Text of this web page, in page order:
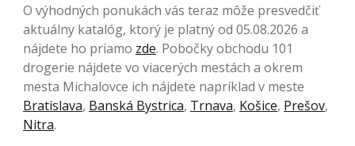
O výhodných ponukách vás teraz môže presvedčiť
aktuálny katalóg, ktorý je platný od 05.08.2026 a
nájdete ho priamo zde. Pobočky obchodu 101
drogerie nájdete vo viacerých mestách a okrem
mesta Michalovce ich nájdete napríklad v meste
Bratislava, Banská Bystrica, Trnava, Košice, Prešov,
Nitra.